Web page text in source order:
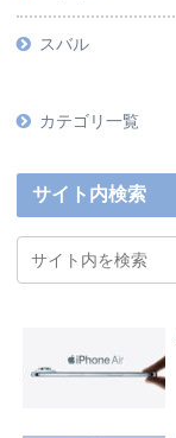
スバル
カテゴリ一覧
サイト内検索